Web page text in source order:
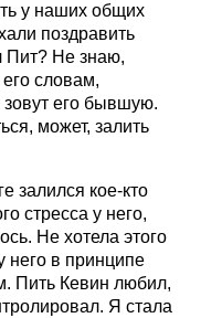
у наших общих
поздравить
Пит? Не знаю,
словам,
зовут его бывшую.
может, залить
залился кое-кто
стресса у него,
Не хотела этого
него в принципе
Пить Кевин любил,
Я стала